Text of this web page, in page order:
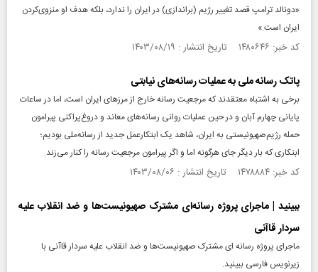
«دونالد ترامپ قصد تغییر رژیم (براندازی) در ایران را ندارد، بلکه هدف او منزوی‌کردن
ایران است.»
کد خبر: ۱۴۸۰۶۴۶ تاریخ انتشار : ۱۴۰۳/۰۸/۱۹
پاتک رسانه ملی به عملیات رسانه‌های نیابتی
برخی به اشتباه معتقدند که مرجعیت رسانه خارج از مرزهای ایران است، اما در ساعات
پایانی چهارم آبان و در حین عملیات روانی رسانه‌های معاند و دروغ‌پراکنی پیرامون
حمله رژیم‌صهیونیستی به ایران، شاهد یک ابتکارعمل جدید از رسانه‌ملی بودیم‌؛
ابتکاری که بار دیگر جای هرگونه اما و اگر پیرامون مرجعیت رسانه را کنار می‌زند.
کد خبر: ۱۴۷۸۸۸۴ تاریخ انتشار : ۱۴۰۳/۰۸/۰۶
ببینید | ماجرای پروژه رسانه‌ای مشترک صهیونیست‌ها و ضد انقلاب علیه
سردار قاآنی
ماجرای پروژه رسانه ای مشترک صهیونیست‌ها و ضد انقلاب علیه سردار قاآنی با
زیرنویس فارسی ببینید.